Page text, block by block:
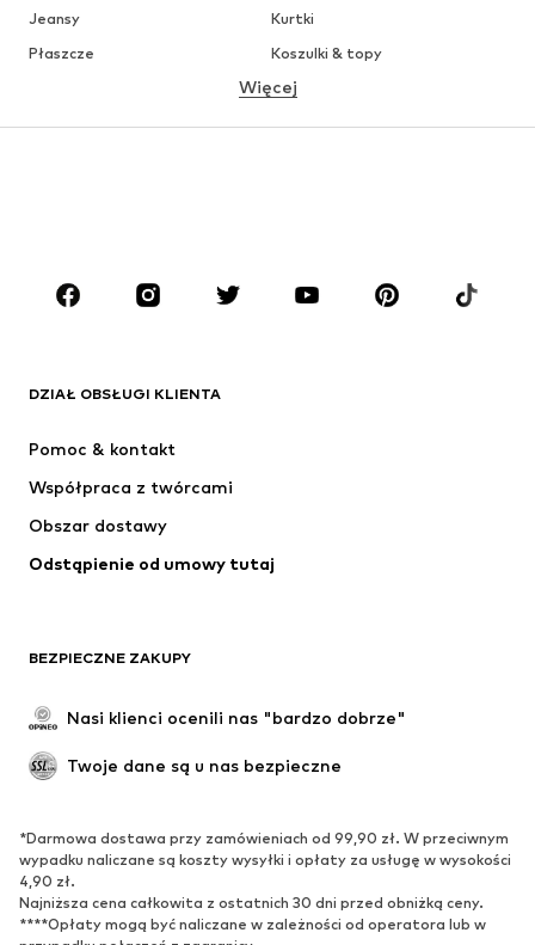
Jeansy
Kurtki
Płaszcze
Koszulki & topy
Bielizna
Akcesoria
Premium
Nowości
Kurtki
Bielizna
Płaszcze
Spódnice
Specjalne okazje
Nowości
Na czasie
Trampki & sneakersy
Czółenka & buty na obcasie
Kozaki
Więcej
DZIAŁ OBSŁUGI KLIENTA
Pomoc & kontakt
Współpraca z twórcami
Obszar dostawy
Odstąpienie od umowy tutaj
BEZPIECZNE ZAKUPY
Nasi klienci ocenili nas "bardzo dobrze"
Twoje dane są u nas bezpieczne
*Darmowa dostawa przy zamówieniach od 99,90 zł. W przeciwnym
wypadku naliczane są koszty wysyłki i opłaty za usługę w wysokości
4,90 zł.
Najniższa cena całkowita z ostatnich 30 dni przed obniżką ceny.
****Opłaty mogą być naliczane w zależności od operatora lub w